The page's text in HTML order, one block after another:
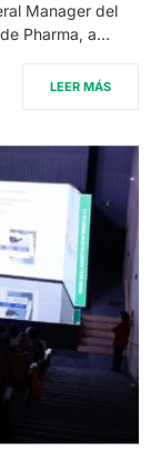
Manager del
Pharma, a…
LEER MÁS